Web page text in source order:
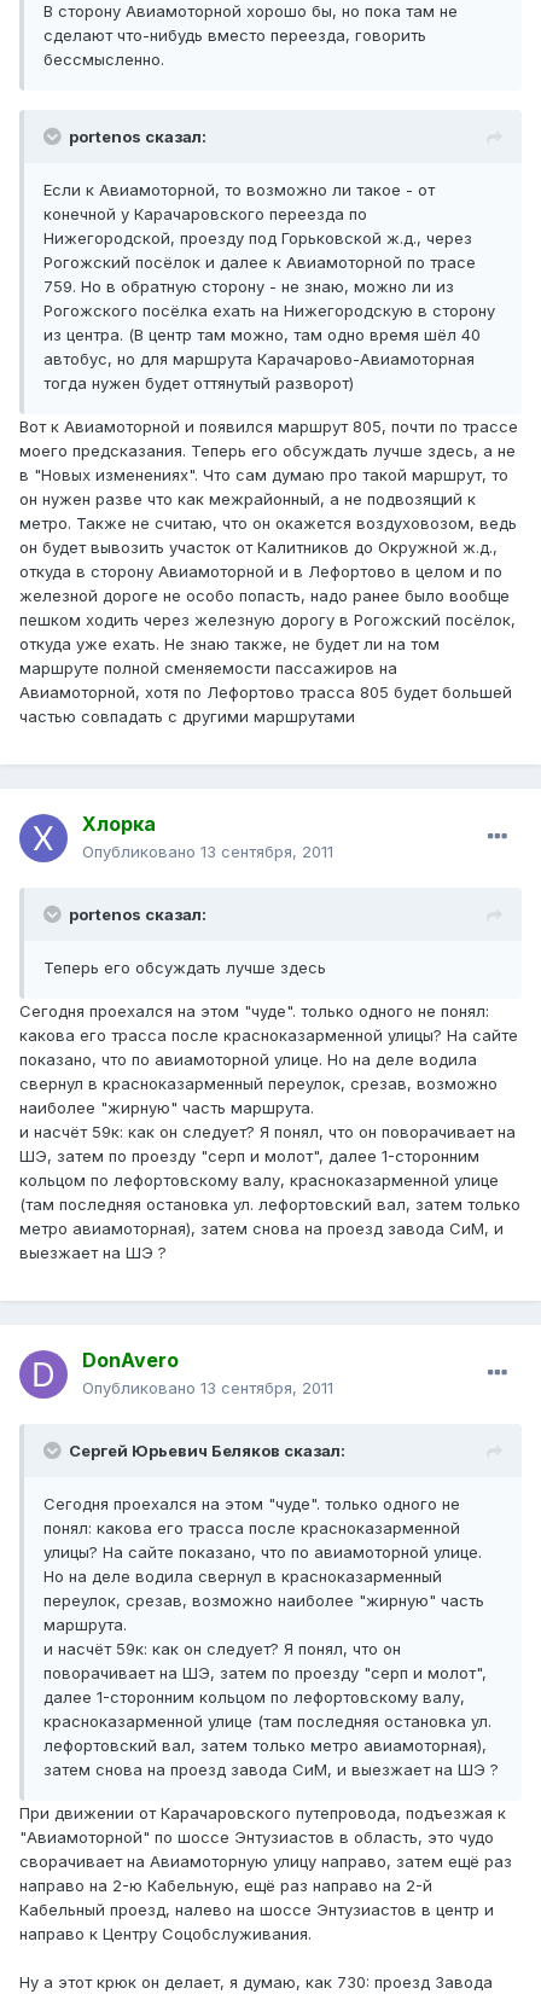
В сторону Авиамоторной хорошо бы, но пока там не
сделают что-нибудь вместо переезда, говорить
бессмысленно.
portenos сказал:
Если к Авиамоторной, то возможно ли такое - от
конечной у Карачаровского переезда по
Нижегородской, проезду под Горьковской ж.д., через
Рогожский посёлок и далее к Авиамоторной по трасе
759. Но в обратную сторону - не знаю, можно ли из
Рогожского посёлка ехать на Нижегородскую в сторону
из центра. (В центр там можно, там одно время шёл 40
автобус, но для маршрута Карачарово-Авиамоторная
тогда нужен будет оттянутый разворот)
Вот к Авиамоторной и появился маршрут 805, почти по трассе
моего предсказания. Теперь его обсуждать лучше здесь, а не
в "Новых изменениях". Что сам думаю про такой маршрут, то
он нужен разве что как межрайонный, а не подвозящий к
метро. Также не считаю, что он окажется воздуховозом, ведь
он будет вывозить участок от Калитников до Окружной ж.д.,
откуда в сторону Авиамоторной и в Лефортово в целом и по
железной дороге не особо попасть, надо ранее было вообще
пешком ходить через железную дорогу в Рогожский посёлок,
откуда уже ехать. Не знаю также, не будет ли на том
маршруте полной сменяемости пассажиров на
Авиамоторной, хотя по Лефортово трасса 805 будет большей
частью совпадать с другими маршрутами
Хлорка
Опубликовано 13 сентября, 2011
portenos сказал:
Теперь его обсуждать лучше здесь
Сегодня проехался на этом "чуде". только одного не понял:
какова его трасса после красноказарменной улицы? На сайте
показано, что по авиамоторной улице. Но на деле водила
свернул в красноказарменный переулок, срезав, возможно
наиболее "жирную" часть маршрута.
и насчёт 59к: как он следует? Я понял, что он поворачивает на
ШЭ, затем по проезду "серп и молот", далее 1-сторонним
кольцом по лефортовскому валу, красноказарменной улице
(там последняя остановка ул. лефортовский вал, затем только
метро авиамоторная), затем снова на проезд завода СиМ, и
выезжает на ШЭ ?
DonAvero
Опубликовано 13 сентября, 2011
Сергей Юрьевич Беляков сказал:
Сегодня проехался на этом "чуде". только одного не
понял: какова его трасса после красноказарменной
улицы? На сайте показано, что по авиамоторной улице.
Но на деле водила свернул в красноказарменный
переулок, срезав, возможно наиболее "жирную" часть
маршрута.
и насчёт 59к: как он следует? Я понял, что он
поворачивает на ШЭ, затем по проезду "серп и молот",
далее 1-сторонним кольцом по лефортовскому валу,
красноказарменной улице (там последняя остановка ул.
лефортовский вал, затем только метро авиамоторная),
затем снова на проезд завода СиМ, и выезжает на ШЭ ?
При движении от Карачаровского путепровода, подъезжая к
"Авиамоторной" по шоссе Энтузиастов в область, это чудо
сворачивает на Авиамоторную улицу направо, затем ещё раз
направо на 2-ю Кабельную, ещё раз направо на 2-й
Кабельный проезд, налево на шоссе Энтузиастов в центр и
направо к Центру Соцобслуживания.
Ну а этот крюк он делает, я думаю, как 730: проезд Завода